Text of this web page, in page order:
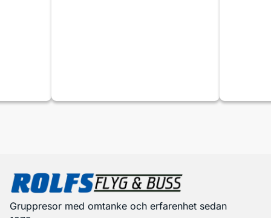
Gruppresor med omtanke och erfarenhet sedan